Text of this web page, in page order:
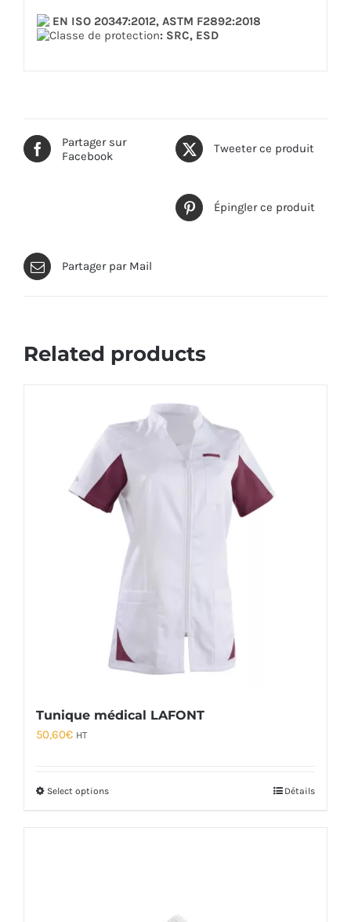
EN ISO 20347:2012, ASTM F2892:2018
Classe de protection: SRC, ESD
Partager sur
Facebook
Tweeter ce produit
Épingler ce produit
Partager par Mail
Related products
Tunique médical LAFONT
50,60€ HT
Select options Détails